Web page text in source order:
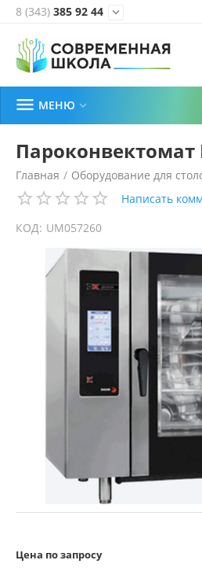
8 (343) 385 92 44 
 МЕНЮ 
Пароконвектомат
Главная / Оборудование для
Написать
КОД: UM057260
Цена по запросу